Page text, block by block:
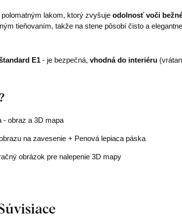
lakom, ktorý zvyšuje odolnosť voči
tieňovaním, takže na stene pôsobí čisto a
E1 - je bezpečná, vhodná do interiéru
- obraz a 3D mapa
na zavesenie + Penová lepiaca páska
obrázok pre nalepenie 3D mapy